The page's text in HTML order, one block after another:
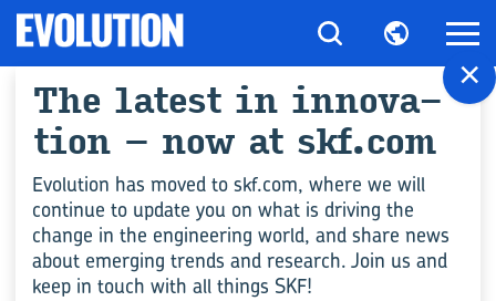
All ar­ticles for "Zu­
ver­läs­sig­keit"
INGENIEURSWISSEN
×
The la­test in in­no­va­
ti­on – now at skf.com
Evolution has moved to skf.com, where we will
continue to update you on what is driving the
change in the engineering world, and share news
about emerging trends and research. Join us and
keep in touch with all things SKF!